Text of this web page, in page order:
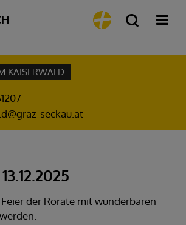
KAISERWALD
seckau.at
der Rorate mit wunderbaren